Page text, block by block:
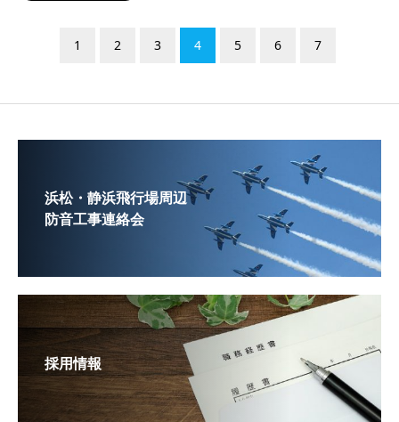
1 2 3 4 5 6 7
浜松・静浜飛行場周辺
防音工事連絡会
採用情報